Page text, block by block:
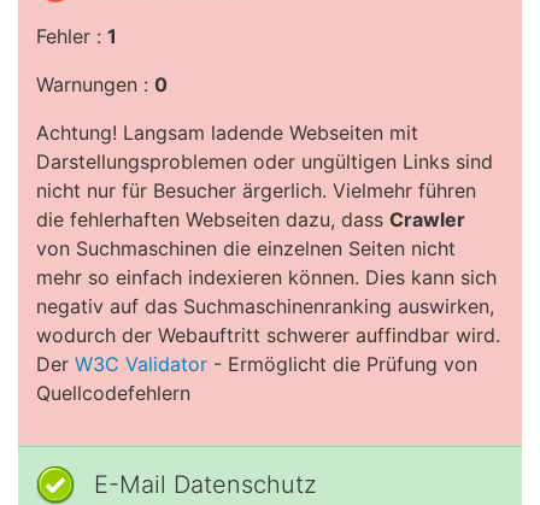
Fehler : 1
Warnungen : 0
Achtung! Langsam ladende Webseiten mit
Darstellungsproblemen oder ungültigen Links sind
nicht nur für Besucher ärgerlich. Vielmehr führen
die fehlerhaften Webseiten dazu, dass Crawler
von Suchmaschinen die einzelnen Seiten nicht
mehr so einfach indexieren können. Dies kann sich
negativ auf das Suchmaschinenranking auswirken,
wodurch der Webauftritt schwerer auffindbar wird.
Der W3C Validator - Ermöglicht die Prüfung von
Quellcodefehlern
E-Mail Datenschutz